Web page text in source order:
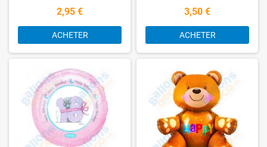
2,95 €
ACHETER
3,50 €
ACHETER